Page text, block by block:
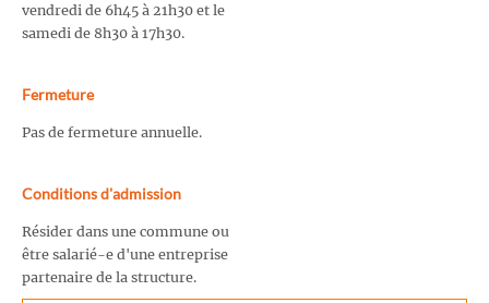
vendredi de 6h45 à 21h30 et le
samedi de 8h30 à 17h30.
Fermeture
Pas de fermeture annuelle.
Conditions d'admission
Résider dans une commune ou
être salarié-e d'une entreprise
partenaire de la structure.